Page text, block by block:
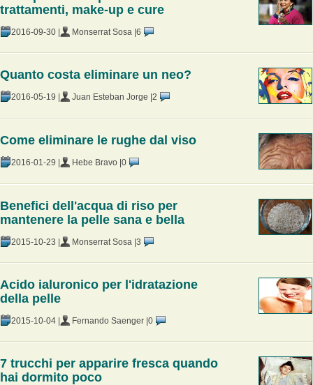
trattamenti, make-up e cure
2016-09-30 | Monserrat Sosa | 6
Quanto costa eliminare un neo?
2016-05-19 | Juan Esteban Jorge | 2
Come eliminare le rughe dal viso
2016-01-29 | Hebe Bravo | 0
Benefici dell'acqua di riso per
mantenere la pelle sana e bella
2015-10-23 | Monserrat Sosa | 3
Acido ialuronico per l'idratazione
della pelle
2015-10-04 | Fernando Saenger | 0
7 trucchi per apparire fresca quando
hai dormito poco